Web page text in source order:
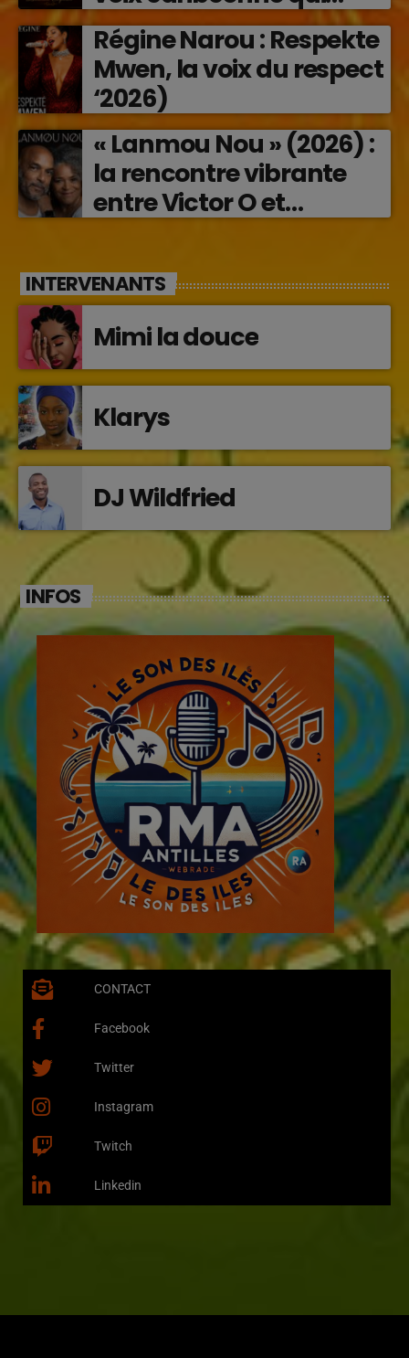
transforme les émotions
en musique (2026)
Régine Narou : Respekte
Mwen, la voix du respect
‘2026)
« Lanmou Nou » (2026) :
la rencontre vibrante
entre Victor O et
INTERVENANTS
Mimi la douce
Klarys
DJ Wildfried
INFOS
CONTACT
Facebook
Twitter
Instagram
Twitch
Linkedin